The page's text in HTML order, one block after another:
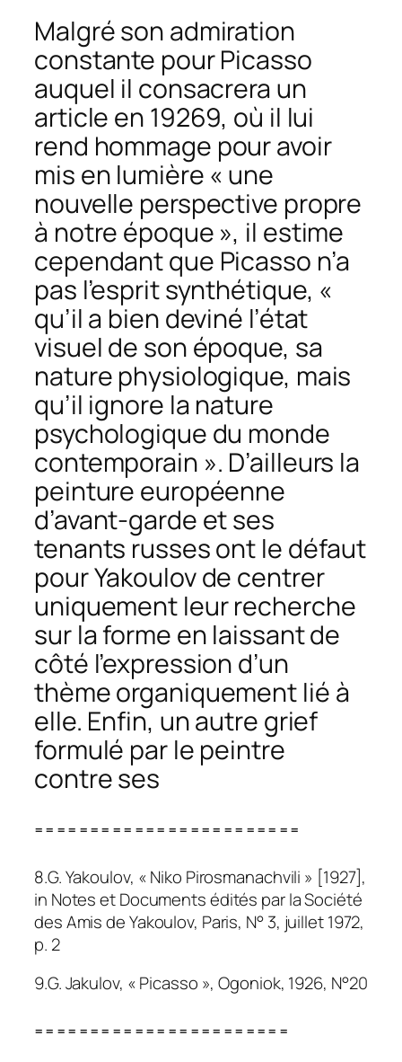
Malgré son admiration
constante pour Picasso
auquel il consacrera un
article en 19269, où il lui
rend hommage pour avoir
mis en lumière « une
nouvelle perspective propre
à notre époque », il estime
cependant que Picasso n’a
pas l’esprit synthétique, «
qu’il a bien deviné l’état
visuel de son époque, sa
nature physiologique, mais
qu’il ignore la nature
psychologique du monde
contemporain ». D’ailleurs la
peinture européenne
d’avant-garde et ses
tenants russes ont le défaut
pour Yakoulov de centrer
uniquement leur recherche
sur la forme en laissant de
côté l’expression d’un
thème organiquement lié à
elle. Enfin, un autre grief
formulé par le peintre
contre ses
========================
8.G. Yakoulov, « Niko Pirosmanachvili » [1927],
in Notes et Documents édités par la Société
des Amis de Yakoulov, Paris, N° 3, juillet 1972,
p. 2
9.G. Jakulov, « Picasso »,Ogoniok, 1926, N°20
=======================